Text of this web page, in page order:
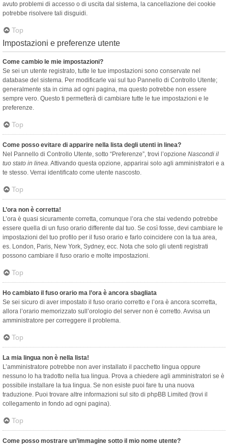
avuto problemi di accesso o di uscita dal sistema, la cancellazione dei cookie
potrebbe risolvere tali disguidi.
Top
Impostazioni e preferenze utente
Come cambio le mie impostazioni?
Se sei un utente registrato, tutte le tue impostazioni sono conservate nel
database del sistema. Per modificarle vai sul tuo Pannello di Controllo Utente;
generalmente sta in cima ad ogni pagina, ma questo potrebbe non essere
sempre vero. Questo ti permetterà di cambiare tutte le tue impostazioni e le
preferenze.
Top
Come posso evitare di apparire nella lista degli utenti in linea?
Nel Pannello di Controllo Utente, sotto “Preferenze”, trovi l’opzione Nascondi il
tuo stato in linea. Attivando questa opzione, apparirai solo agli amministratori e a
te stesso. Verrai identificato come utente nascosto.
Top
L’ora non è corretta!
L’ora è quasi sicuramente corretta, comunque l’ora che stai vedendo potrebbe
essere quella di un fuso orario differente dal tuo. Se così fosse, devi cambiare le
impostazioni del tuo profilo per il fuso orario e farlo coincidere con la tua area,
es. London, Paris, New York, Sydney, ecc. Nota che solo gli utenti registrati
possono cambiare il fuso orario e molte impostazioni.
Top
Ho cambiato il fuso orario ma l’ora è ancora sbagliata
Se sei sicuro di aver impostato il fuso orario corretto e l’ora è ancora scorretta,
allora l’orario memorizzato sull’orologio del server non è corretto. Avvisa un
amministratore per correggere il problema.
Top
La mia lingua non è nella lista!
L’amministratore potrebbe non aver installato il pacchetto lingua oppure
nessuno lo ha tradotto nella tua lingua. Prova a chiedere agli amministratori se è
possibile installare la tua lingua. Se non esiste puoi fare tu una nuova
traduzione. Puoi trovare altre informazioni sul sito di phpBB Limited (trovi il
collegamento in fondo ad ogni pagina).
Top
Come posso mostrare un’immagine sotto il mio nome utente?